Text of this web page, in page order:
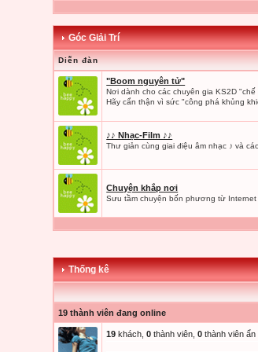
Góc Giải Trí
Diễn đàn
"Boom nguyên tử"
Nơi dành cho các chuyên gia KS2D "chế
Hãy cẩn thận vì sức "công phá khủng
♪♪ Nhạc-Film ♪♪
Thư giản cùng giai điệu âm nhạc ♪ và
Chuyện khắp nơi
Sưu tầm chuyện bốn phương từ Internet
Thống kê
19 thành viên đang online
19 khách,0 thành viên,0 thành viên ẩn